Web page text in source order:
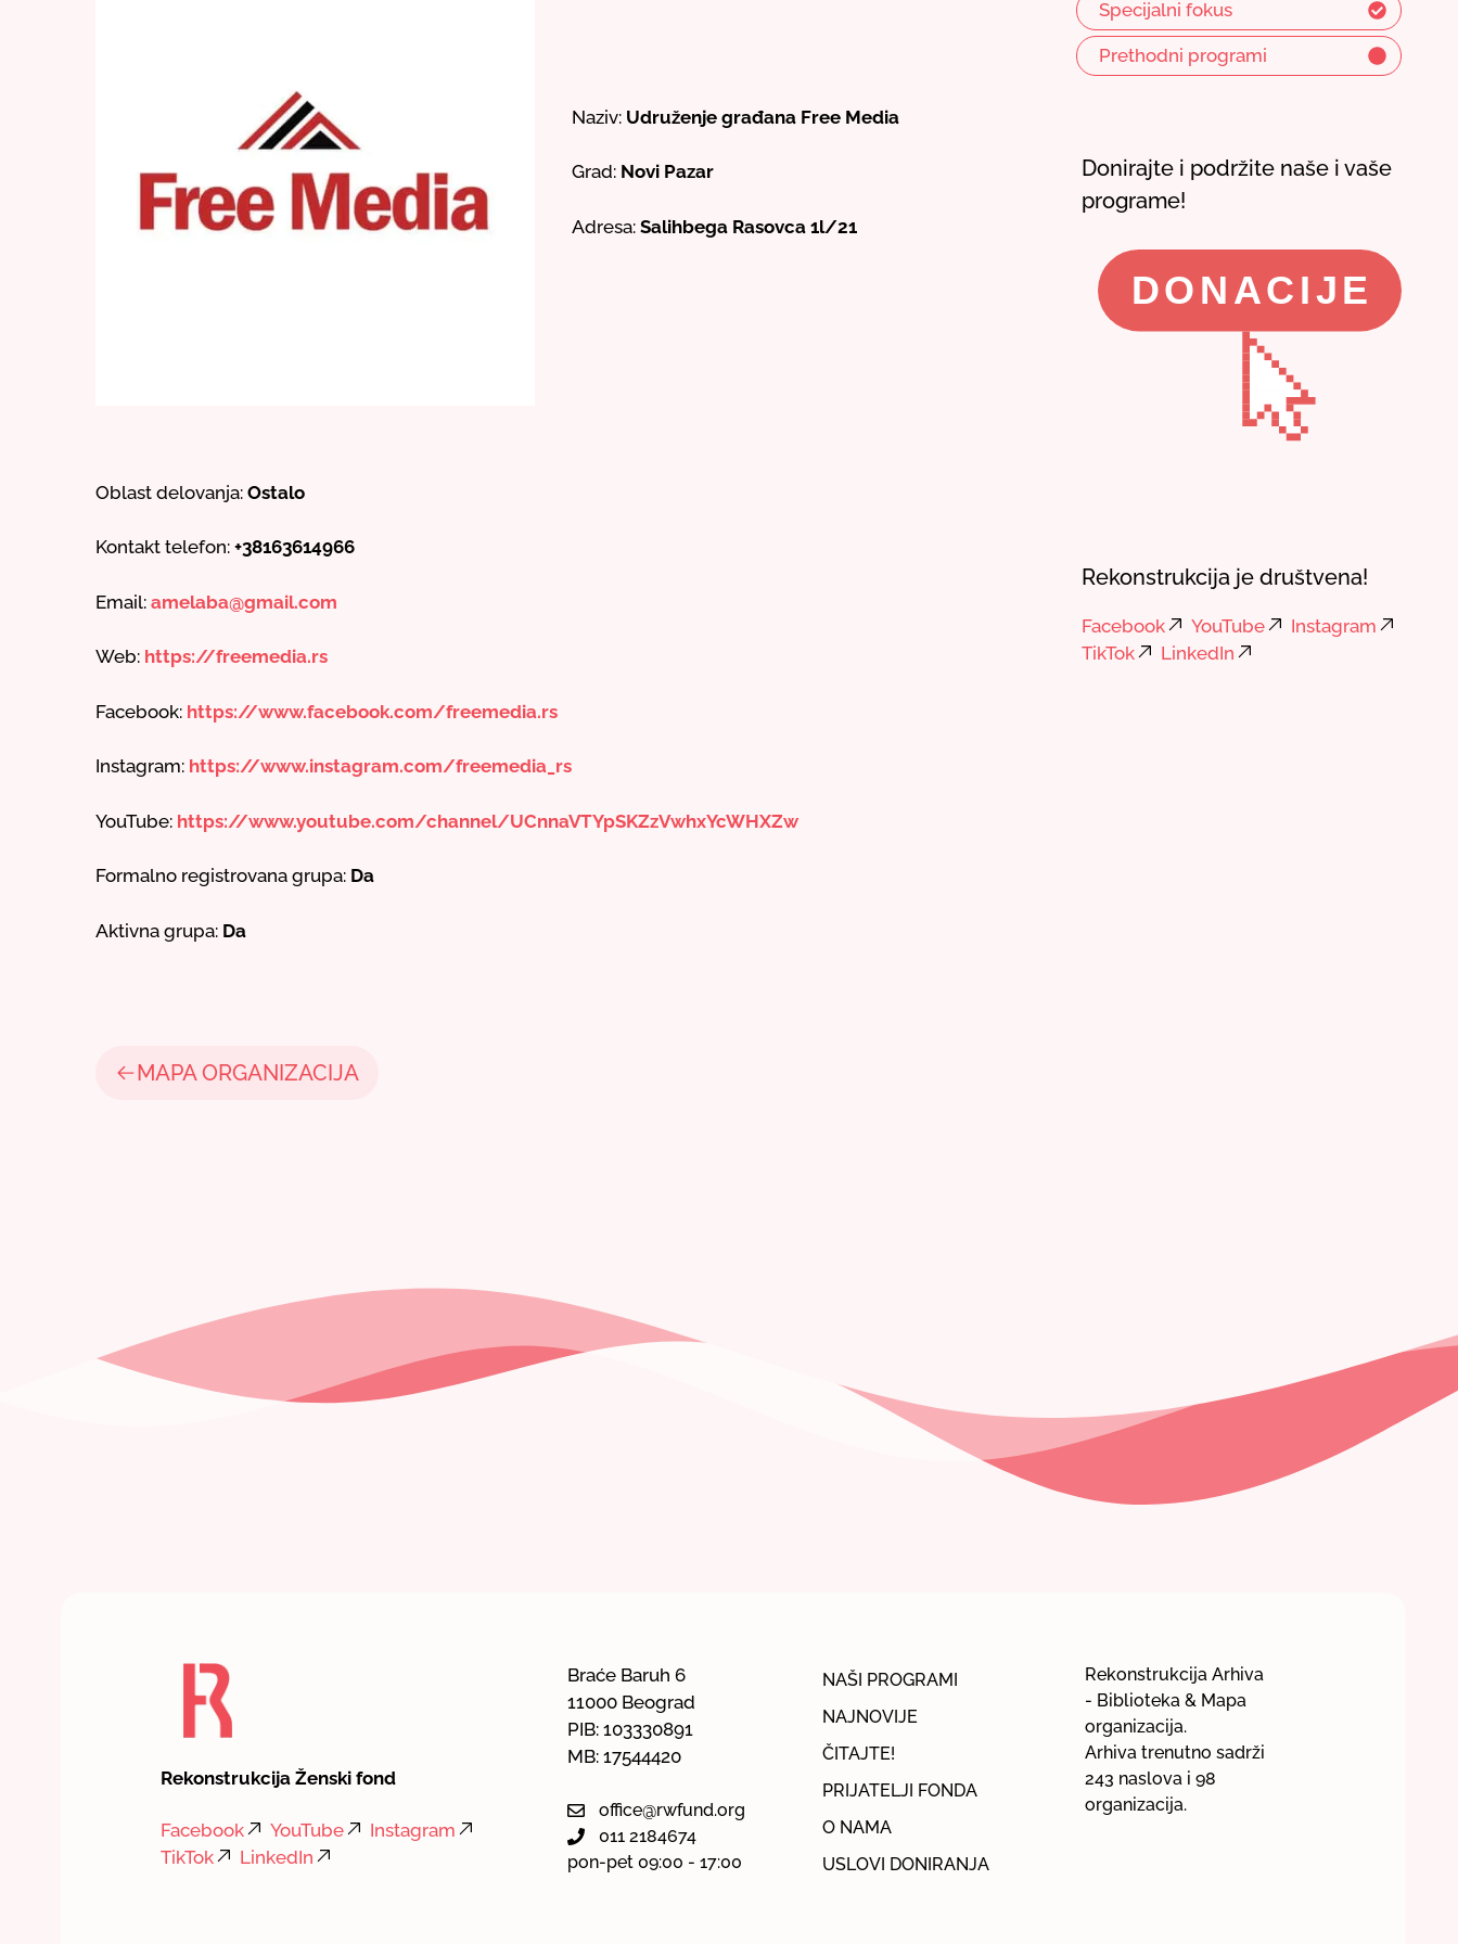
Naziv: Udruženje građana Free Media
Grad: Novi Pazar
Adresa: Salihbega Rasovca 1l/21
Oblast delovanja: Ostalo
Kontakt telefon: +38163614966
Email: amelaba@gmail.com
Web: https://freemedia.rs
Facebook: https://www.facebook.com/freemedia.rs
Instagram: https://www.instagram.com/freemedia_rs
YouTube: https://www.youtube.com/channel/UCnnaVTYpSKZzVwhxYcWHXZw
Formalno registrovana grupa: Da
Aktivna grupa: Da
MAPA ORGANIZACIJA
Specijalni fokus
Prethodni programi
Donirajte i podržite naše i vaše
programe!
Rekonstrukcija je društvena!
Facebook YouTube
Instagram
TikTok
LinkedIn
Rekonstrukcija Ženski fond
Facebook YouTube
Instagram
TikTok
LinkedIn
Braće Baruh 6
11000 Beograd
PIB: 103330891
MB: 17544420
office@rwfund.org
011 2184674
pon-pet 09:00 - 17:00
NAŠI PROGRAMI
NAJNOVIJE
ČITAJTE!
PRIJATELJI FONDA
O NAMA
USLOVI DONIRANJA
Rekonstrukcija Arhiva
- Biblioteka & Mapa
organizacija.
Arhiva trenutno sadrži
243 naslova i 98
organizacija.